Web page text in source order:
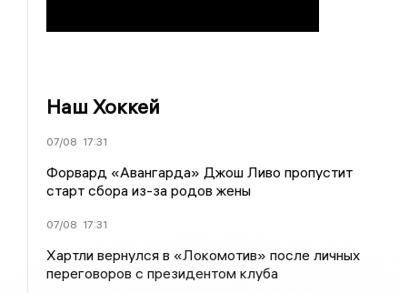
Наш Хоккей
07/08 17:31
Форвард «Авангарда» Джош Ливо пропустит
старт сбора из-за родов жены
07/08 17:31
Хартли вернулся в «Локомотив» после личных
переговоров с президентом клуба